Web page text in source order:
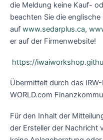
die Meldung keine Kauf-
beachten Sie die englische
auf www.sedarplus.ca,
er auf der Firmenwebsite!
https://
Übermittelt durch das
WORLD.com
Für den Inhalt der
der Ersteller der Nachricht